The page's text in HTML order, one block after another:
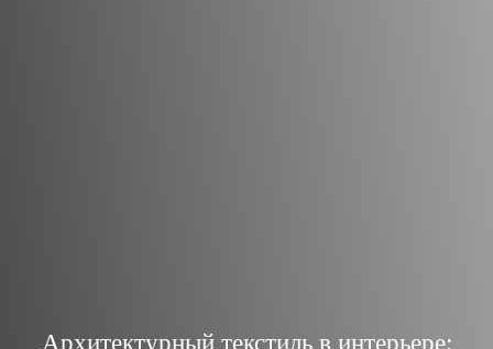
Архитектурный текстиль в интерьере: